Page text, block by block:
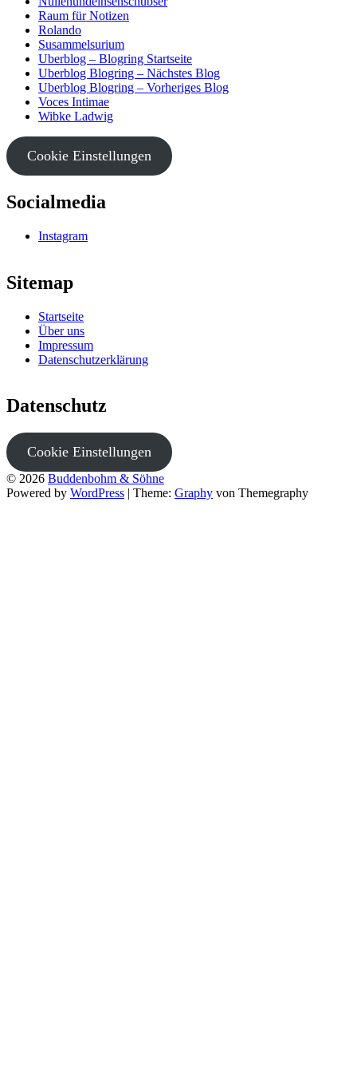
Raum für Notizen
Rolando
Susammelsurium
Uberblog – Blogring Startseite
Uberblog Blogring – Nächstes Blog
Uberblog Blogring – Vorheriges Blog
Voces Intimae
Wibke Ladwig
Cookie Einstellungen
Socialmedia
Instagram
Sitemap
Startseite
Über uns
Impressum
Datenschutzerklärung
Datenschutz
Cookie Einstellungen
© 2026 Buddenbohm & Söhne
Powered by WordPress | Theme: Graphy von Themegraphy